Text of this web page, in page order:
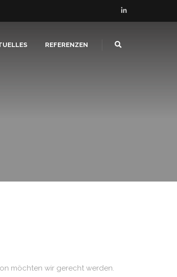
REFERENZEN
möchten wir gerecht werden.